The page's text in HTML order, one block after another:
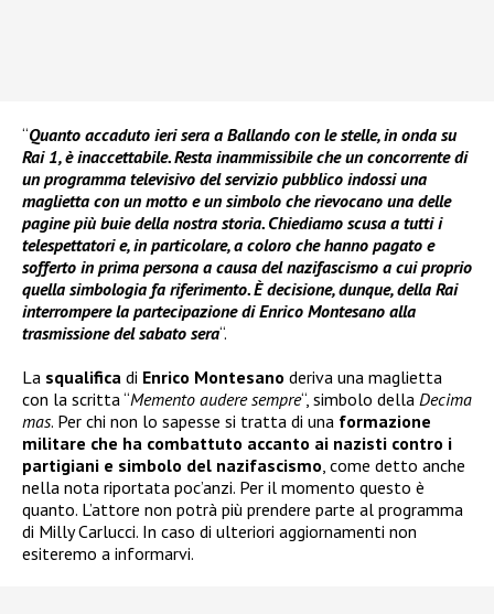
“Quanto accaduto ieri sera a Ballando con le stelle, in onda su
Rai 1, è inaccettabile. Resta inammissibile che un concorrente di
un programma televisivo del servizio pubblico indossi una
maglietta con un motto e un simbolo che rievocano una delle
pagine più buie della nostra storia. Chiediamo scusa a tutti i
telespettatori e, in particolare, a coloro che hanno pagato e
sofferto in prima persona a causa del nazifascismo a cui proprio
quella simbologia fa riferimento. È decisione, dunque, della Rai
interrompere la partecipazione di Enrico Montesano alla
trasmissione del sabato sera“.
La squalifica di Enrico Montesano deriva una maglietta
con la scritta “Memento audere sempre“, simbolo della Decima
mas. Per chi non lo sapesse si tratta di una formazione
militare che ha combattuto accanto ai nazisti contro i
partigiani e simbolo del nazifascismo, come detto anche
nella nota riportata poc’anzi. Per il momento questo è
quanto. L’attore non potrà più prendere parte al programma
di Milly Carlucci. In caso di ulteriori aggiornamenti non
esiteremo a informarvi.